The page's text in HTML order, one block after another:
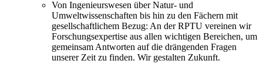
Von Ingenieurswesen über Natur- und
Umweltwissenschaften bis hin zu den Fächern mit
gesellschaftlichem Bezug: An der RPTU vereinen wir
Forschungsexpertise aus allen wichtigen Bereichen, um
gemeinsam Antworten auf die drängenden Fragen
unserer Zeit zu finden. Wir gestalten Zukunft.